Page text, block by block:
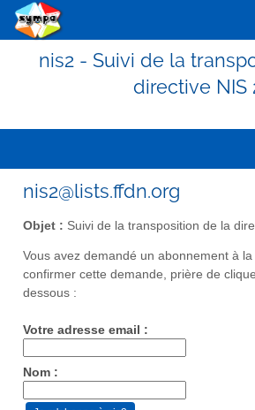
nis2 - Suivi de la
directive NIS
nis2@lists.ffdn.org
Objet : Suivi de la transposition de la
Vous avez demandé un abonnement à
confirmer cette demande, prière de
dessous :
Votre adresse email :
Nom :